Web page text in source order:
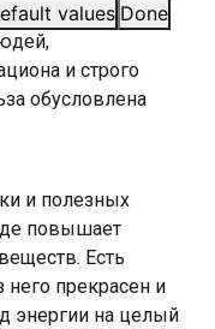
values Done
считается
и строго
обусловлена
и полезных
повышает
Есть
прекрасен и
энергии на целый